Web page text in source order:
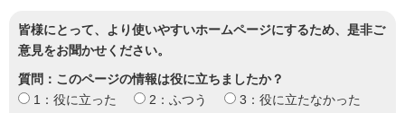
皆様にとって、より使いやすいホームページにするため、是非ご
意見をお聞かせください。
質問：このページの情報は役に立ちましたか？
1：役に立った
2：ふつう
3：役に立たなかった